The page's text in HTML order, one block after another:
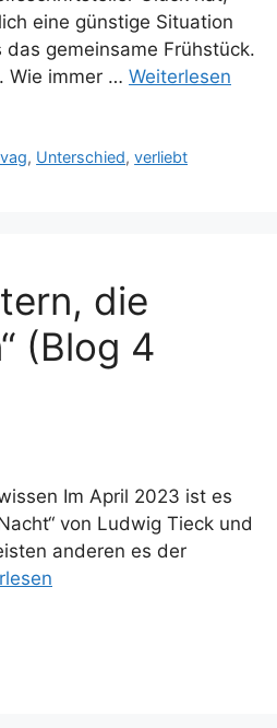
eine günstige Situation
gemeinsame Frühstück.
Wie immer … Weiterlesen
, Unterschied,verliebt
die
(Blog 4
Im April 2023 ist es
von Ludwig Tieck und
anderen es der